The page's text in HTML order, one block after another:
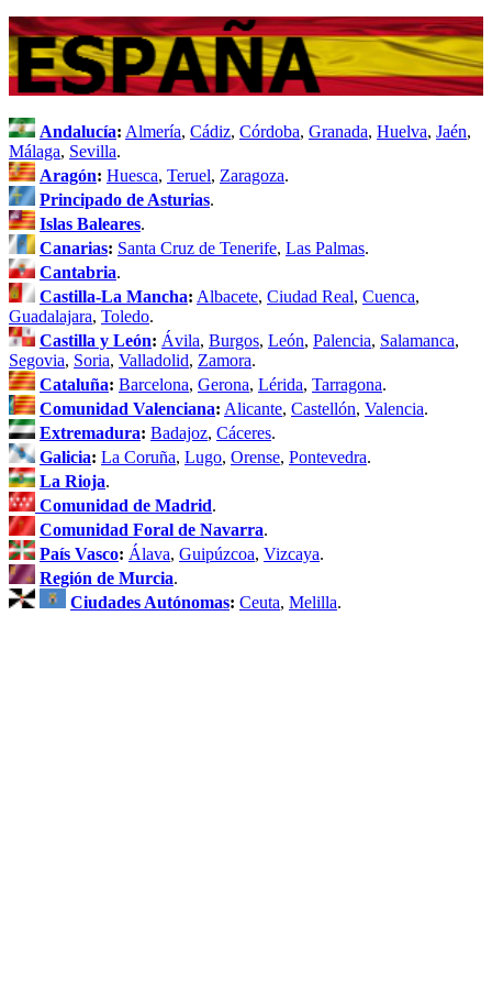
Andalucía: Almería, Cádiz, Córdoba, Granada, Huelva, Jaén,
Málaga, Sevilla.
Aragón: Huesca, Teruel, Zaragoza.
Principado de Asturias.
Islas Baleares.
Canarias: Santa Cruz de Tenerife, Las Palmas.
Cantabria.
Castilla-La Mancha: Albacete, Ciudad Real, Cuenca,
Guadalajara, Toledo.
Castilla y León: Ávila, Burgos, León, Palencia, Salamanca,
Segovia, Soria, Valladolid, Zamora.
Cataluña: Barcelona, Gerona, Lérida, Tarragona.
Comunidad Valenciana: Alicante, Castellón, Valencia.
Extremadura: Badajoz, Cáceres.
Galicia: La Coruña, Lugo, Orense, Pontevedra.
La Rioja.
Comunidad de Madrid.
Comunidad Foral de Navarra.
País Vasco: Álava, Guipúzcoa, Vizcaya.
Región de Murcia.
Ciudades Autónomas: Ceuta, Melilla.